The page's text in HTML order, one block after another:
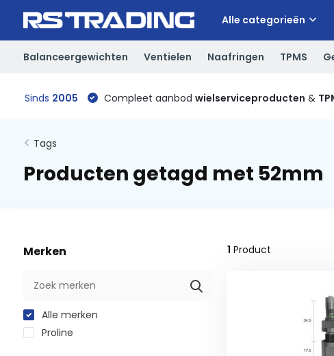
Alle categorieën
Balanceergewichten Ventielen Naafringen TPMS
Sinds 2005 Compleet aanbod wielserviceproducten &
Tags
Producten getagd met 52mm
Merken
Alle merken
Proline
1 Product